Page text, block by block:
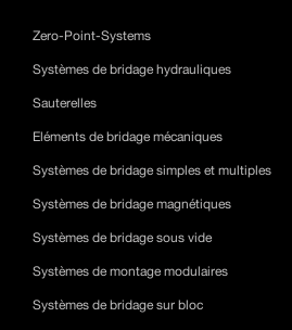
Zero-Point-Systems
Systèmes de bridage hydrauliques
Sauterelles
Eléments de bridage mécaniques
Systèmes de bridage simples et multiples
Systèmes de bridage magnétiques
Systèmes de bridage sous vide
Systèmes de montage modulaires
Systèmes de bridage sur bloc